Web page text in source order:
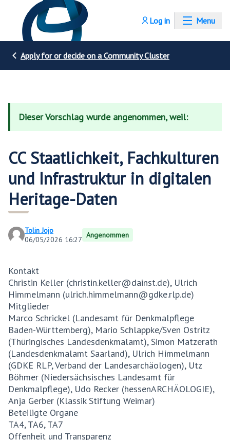
Menu
Log in
Apply for or decide on a Community Cluster
Dieser Vorschlag wurde angenommen, weil:
CC Staatlichkeit, Fachkulturen
und Infrastruktur in digitalen
Heritage-Daten
Tolin Jojo
06/05/2026 16:27 Angenommen
Kontakt
Christin Keller (christin.keller@dainst.de), Ulrich
Himmelmann (ulrich.himmelmann@gdke.rlp.de)
Mitglieder
Marco Schrickel (Landesamt für Denkmalpflege
Baden-Württemberg), Mario Schlappke/Sven Ostritz
(Thüringisches Landesdenkmalamt), Simon Matzerath
(Landesdenkmalamt Saarland), Ulrich Himmelmann
(GDKE RLP, Verband der Landesarchäologen), Utz
Böhmer (Niedersächsisches Landesamt für
Denkmalpflege), Udo Recker (hessenARCHÄOLOGIE),
Anja Gerber (Klassik Stiftung Weimar)
Beteiligte Organe
TA4, TA6, TA7
Offenheit und Transparenz